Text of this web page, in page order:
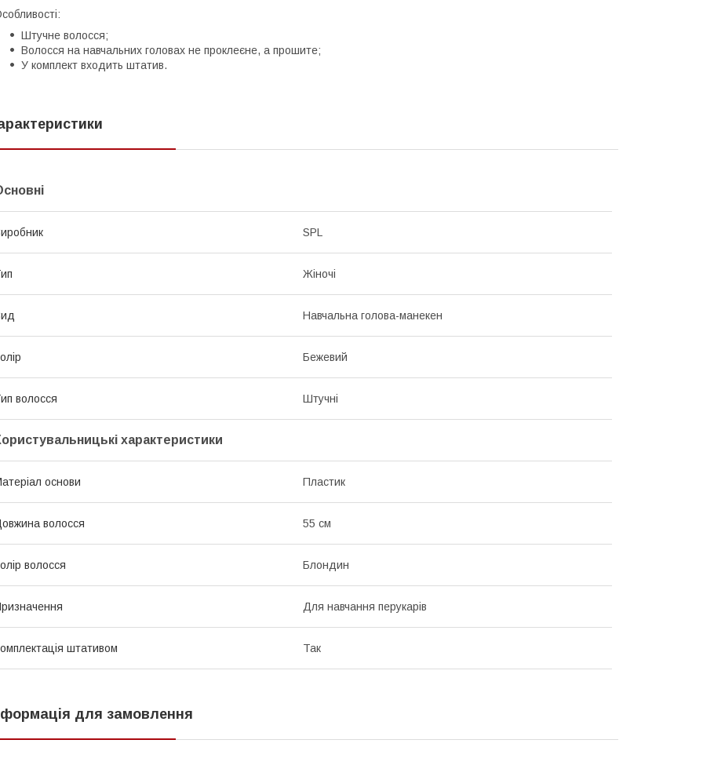
Штучне волосся;
Волосся на навчальних головах не проклеєне, а прошите;
У комплект входить штатив.
SPL
Жіночі
Навчальна голова-манекен
Бежевий
волосся Штучні
характеристики
основи Пластик
волосся 55 см
волосся Блондин
Для навчання перукарів
штативом Так
для замовлення